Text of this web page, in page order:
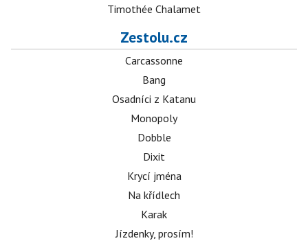
Timothée Chalamet
Zestolu.cz
Carcassonne
Bang
Osadníci z Katanu
Monopoly
Dobble
Dixit
Krycí jména
Na křídlech
Karak
Jízdenky, prosím!